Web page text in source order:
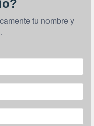
tu nombre y